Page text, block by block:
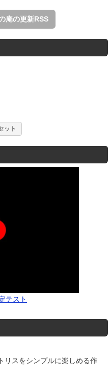
庵の更新RSS
ット
テスト
リスをシンプルに楽しめる作